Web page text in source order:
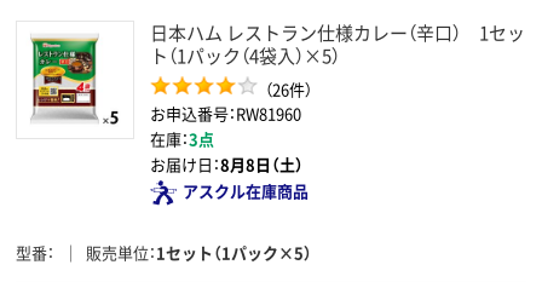
日本ハム レストラン仕様カレー（辛口） 1セッ
ト（1パック（4袋入）×5）
（26件）
お申込番号：RW81960
在庫：3点
お届け日：8月8日（土）
アスクル在庫商品
型番 販売単位 1セット（1パック×5）